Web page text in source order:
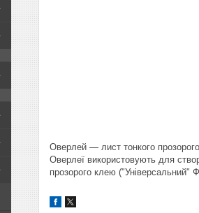
Оверлей — лист тонкого
Оверлеї використовують для
прозорого клею ("Універсальний"